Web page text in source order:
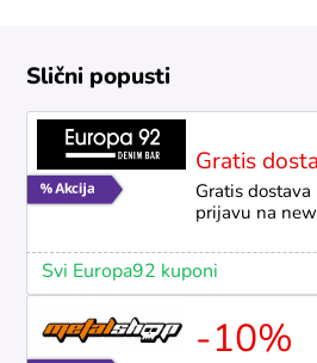
Slični popusti
Gratis
Gratis
prijavu na
Svi Europa92 kuponi
-10%